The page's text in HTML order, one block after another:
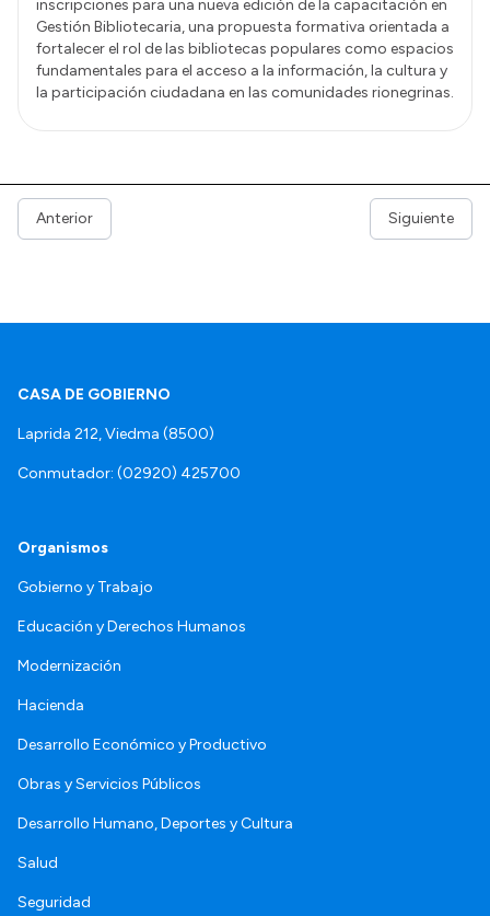
inscripciones para una nueva edición de la capacitación en
Gestión Bibliotecaria, una propuesta formativa orientada a
fortalecer el rol de las bibliotecas populares como espacios
fundamentales para el acceso a la información, la cultura y
la participación ciudadana en las comunidades rionegrinas.
Anterior Siguiente
CASA DE GOBIERNO
Laprida 212, Viedma (8500)
Conmutador: (02920) 425700
Organismos
Gobierno y Trabajo
Educación y Derechos Humanos
Modernización
Hacienda
Desarrollo Económico y Productivo
Obras y Servicios Públicos
Desarrollo Humano, Deportes y Cultura
Salud
Seguridad